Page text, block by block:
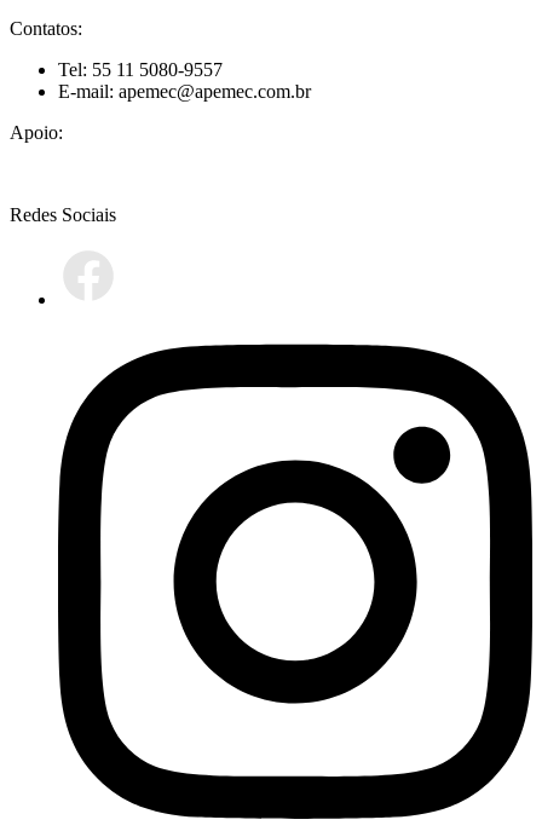
Contatos:
Tel: 55 11 5080-9557
E-mail: apemec@apemec.com.br
Apoio:
Redes Sociais